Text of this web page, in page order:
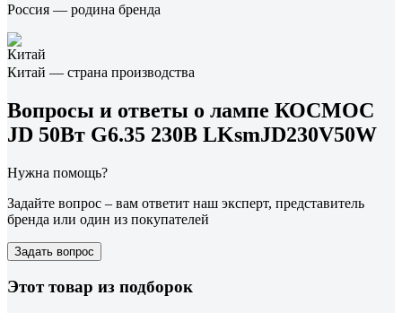
Россия — родина бренда
Китай — страна производства
Вопросы и ответы о лампе КОСМОС
JD 50Вт G6.35 230В LKsmJD230V50W
Нужна помощь?
Задайте вопрос – вам ответит наш эксперт, представитель
бренда или один из покупателей
Задать вопрос
Этот товар из подборок